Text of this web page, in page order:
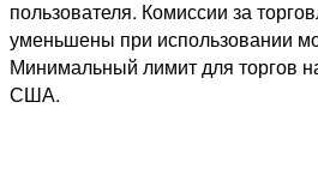
пользователя. Комиссии за
уменьшены при использовании
Минимальный лимит для торгов
США.